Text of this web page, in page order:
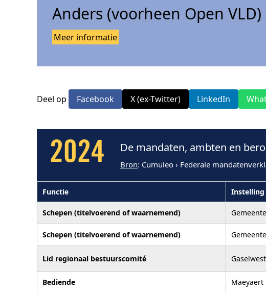
Anders (voorheen Open
Meer informatie
Deel op Facebook X (ex-Twitter) LinkedIn
2024 De mandaten, ambten en
Bron: Cumuleo › Federale
Functie Instelling
Schepen (titelvoerend of waarnemend)
Schepen (titelvoerend of waarnemend)
Lid regionaal bestuurscomité Gaselwest
Bediende Maeyaert